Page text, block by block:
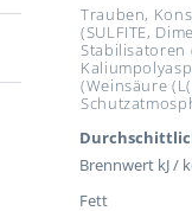
Trauben,
(SULFITE,
Stabilisatoren
(Weinsäure
Brennwert kJ /
Fett